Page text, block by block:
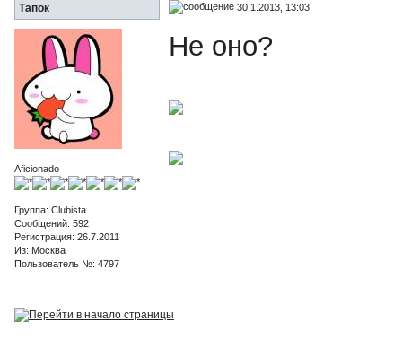
Тапок 30.1.2013, 13:03
Aficionado
Группа: Clubista
Сообщений: 592
Регистрация: 26.7.2011
Из: Москва
Пользователь №: 4797
Не оно?